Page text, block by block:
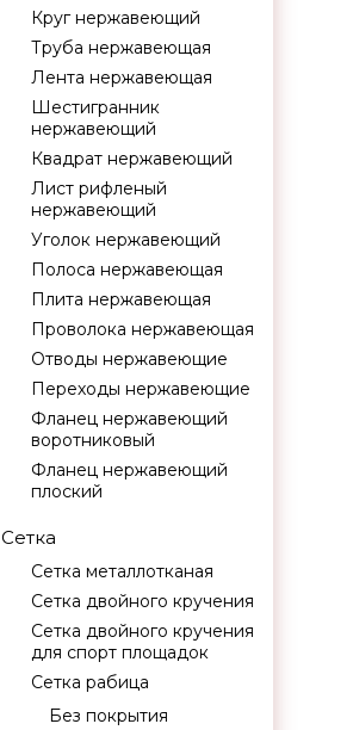
Круг нержавеющий
Труба нержавеющая
Лента нержавеющая
Шестигранник
нержавеющий
Квадрат нержавеющий
Лист рифленый
нержавеющий
Уголок нержавеющий
Полоса нержавеющая
Плита нержавеющая
Проволока нержавеющая
Отводы нержавеющие
Переходы нержавеющие
Фланец нержавеющий
воротниковый
Фланец нержавеющий
плоский
Сетка
Сетка металлотканая
Сетка двойного кручения
Сетка двойного кручения
для спорт площадок
Сетка рабица
Без покрытия